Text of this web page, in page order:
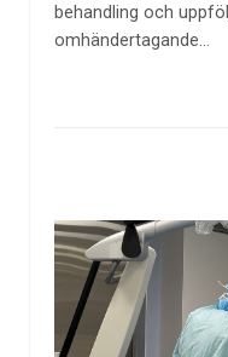
behandling och
omhändertagande…